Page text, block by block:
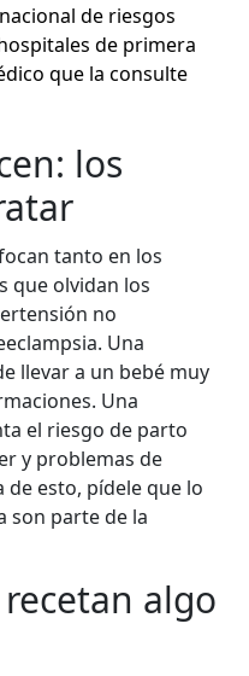
de riesgos
de primera
que la consulte
los
tanto en los
que olvidan los
no
Una
llevar a un bebé muy
Una
el riesgo de parto
y problemas de
de esto, pídele que lo
son parte de la
algo